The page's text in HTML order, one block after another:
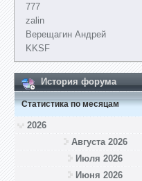
777
zalin
Верещагин Андрей
KKSF
История форума
Статистика по месяцам
2026
Августа 2026
Июля 2026
Июня 2026